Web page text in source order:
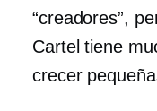
“creadores”,
Cartel tiene
crecer